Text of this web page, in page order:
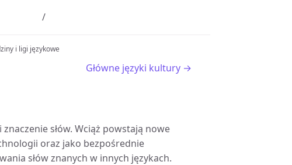
i ligi językowe
Główne języki kultury →
słów. Wciąż powstają nowe
oraz jako bezpośrednie
słów znanych w innych językach.